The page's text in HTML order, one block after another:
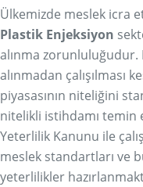
Ülkemizde meslek icra
Plastik Enjeksiyon
alınma zorunluluğudur.
alınmadan çalışılması
piyasasının niteliğini
nitelikli istihdamı temin
Yeterlilik Kanunu ile
meslek standartları ve
yeterlilikler